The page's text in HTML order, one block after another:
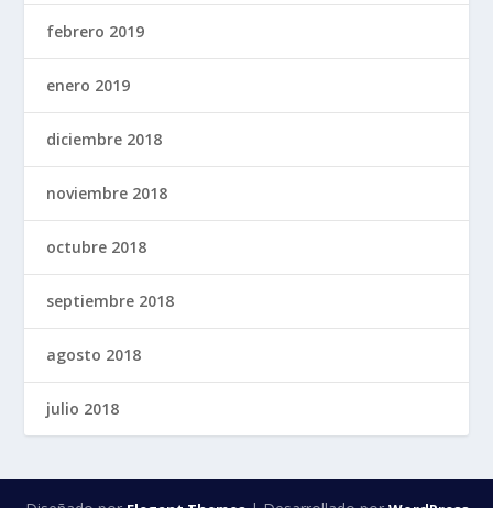
febrero 2019
enero 2019
diciembre 2018
noviembre 2018
octubre 2018
septiembre 2018
agosto 2018
julio 2018